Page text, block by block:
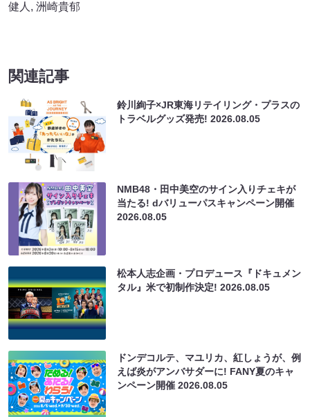
健人, 洲崎貴郁
関連記事
鈴川絢子×JR東海リテイリング・プラスの
トラベルグッズ発売!2026.08.05
NMB48・田中美空のサイン入りチェキが
当たる! dバリューパスキャンペーン開催
2026.08.05
松本人志企画・プロデュース『ドキュメン
タル』米で初制作決定!2026.08.05
ドンデコルテ、マユリカ、紅しょうが、例
えば炎がアンバサダーに! FANY夏のキャ
ンペーン開催2026.08.05